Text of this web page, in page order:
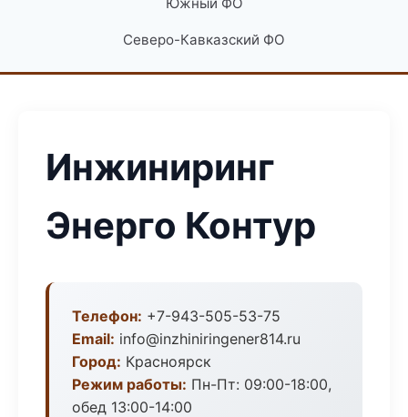
Северо-Кавказский ФО
Инжиниринг
Энерго Контур
Телефон: +7-943-505-53-75
Email: info@inzhiniringener814.ru
Город: Красноярск
Режим работы: Пн-Пт: 09:00-18:00,
обед 13:00-14:00